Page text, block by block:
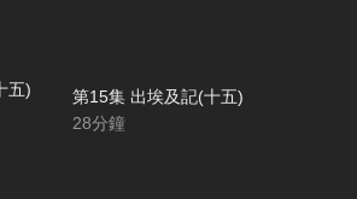
第15集 出埃及記(十五)
28分鐘